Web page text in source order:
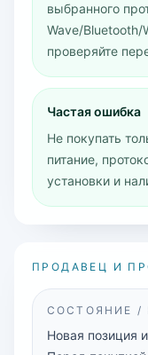
выбранного
Wave/Bluetooth/
проверяйте
Частая ошибка
Не покупать
питание,
установки и
ПРОДАВЕЦ И
СОСТОЯНИЕ /
Новая позиция